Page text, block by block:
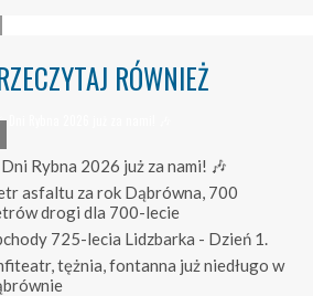
RÓWNIEŻ
Dni Rybna 2026 już za nami! 🎶
asfaltu za rok Dąbrówna, 700
drogi dla 700-lecie
725-lecia Lidzbarka - Dzień 1.
tężnia, fontanna już niedługo w